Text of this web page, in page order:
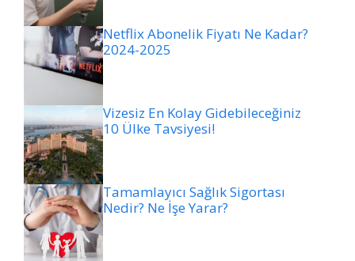
Netflix Abonelik Fiyatı Ne Kadar?
2024-2025
Vizesiz En Kolay Gidebileceğiniz
10 Ülke Tavsiyesi!
Tamamlayıcı Sağlık Sigortası
Nedir? Ne İşe Yarar?